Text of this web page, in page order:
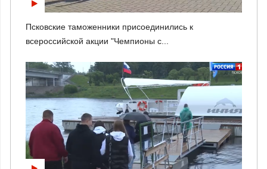
Псковские таможенники присоединились к
всероссийской акции "Чемпионы с...